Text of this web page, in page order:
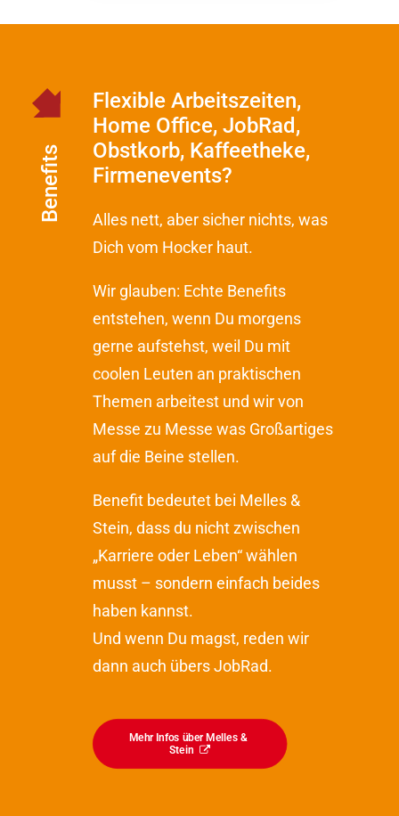
Benefits
Flexible Arbeitszeiten,
Home Office, JobRad,
Obstkorb, Kaffeetheke,
Firmenevents?
Alles nett, aber sicher nichts, was
Dich vom Hocker haut.
Wir glauben: Echte Benefits
entstehen, wenn Du morgens
gerne aufstehst, weil Du mit
coolen Leuten an praktischen
Themen arbeitest und wir von
Messe zu Messe was Großartiges
auf die Beine stellen.
Benefit bedeutet bei Melles &
Stein, dass du nicht zwischen
„Karriere oder Leben“ wählen
musst – sondern einfach beides
haben kannst.
Und wenn Du magst, reden wir
dann auch übers JobRad.
Mehr Infos über Melles &
Stein